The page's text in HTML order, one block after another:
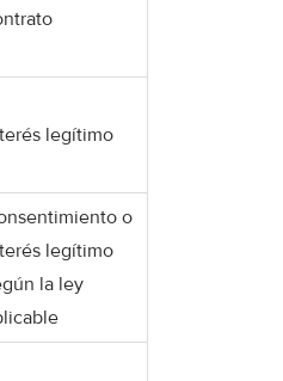
legítimo
o
legítimo
la ley